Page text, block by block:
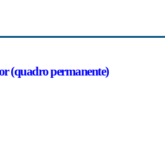
(quadro permanente)